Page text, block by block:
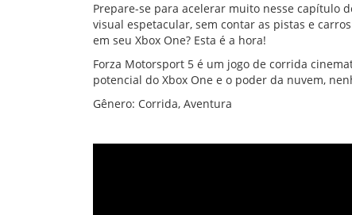
Prepare-se para acelerar muito nesse capítulo
visual espetacular, sem contar as pistas e
em seu Xbox One? Esta é a hora!
Forza Motorsport 5 é um jogo de corrida
potencial do Xbox One e o poder da nuvem,
Gênero: Corrida, Aventura